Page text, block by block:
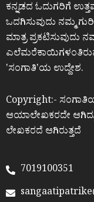
ಕನ್ನಡದ ಓದುಗರಿಗೆ
ಒದಗಿಸುವುದು ನಮ್ಮ
ಮಾತ್ರ ಪ್ರಕಟಿಸುವುದು
ʼಸಂಗಾತಿʼಯ ಉದ್ದೇಶ.
Copyright:-
ಆಯಾಲೇಖಕರದೇ
ಲೇಖಕರದೆ ಆಗಿರುತ್ತದೆ
7019100351